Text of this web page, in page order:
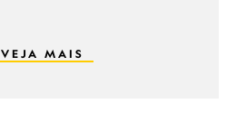
VEJA MAIS